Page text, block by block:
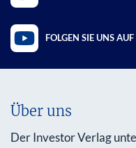
FOLGEN SIE UNS
Über uns
Der Investor Verlag